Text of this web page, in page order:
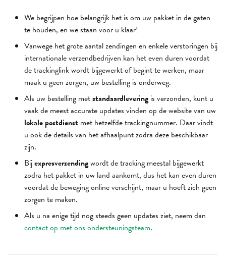
We begrijpen hoe belangrijk het is om uw pakket in de gaten
te houden, en we staan voor u klaar!
Vanwege het grote aantal zendingen en enkele verstoringen bij
internationale verzendbedrijven kan het even duren voordat
de trackinglink wordt bijgewerkt of begint te werken, maar
maak u geen zorgen, uw bestelling is onderweg.
Als uw bestelling metstandaardleveringis verzonden, kunt u
vaak de meest accurate updates vinden op de website van uw
lokale postdienst met hetzelfde trackingnummer. Daar vindt
u ook de details van het afhaalpunt zodra deze beschikbaar
zijn.
Bijexpresverzendingwordt de tracking meestal bijgewerkt
zodra het pakket in uw land aankomt, dus het kan even duren
voordat de beweging online verschijnt, maar u hoeft zich geen
zorgen te maken.
Als u na enige tijd nog steeds geen updates ziet, neem dan
contact op met ons ondersteuningsteam.